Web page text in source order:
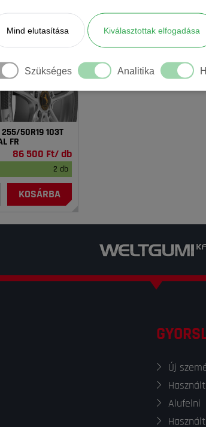
50R19 103T
FR
86 500 Ft/ db
2 db
KOSÁRBA
Mind elutasítása Kiválasztottak elfogadása
Szükséges Analitika
Új
Alufelni